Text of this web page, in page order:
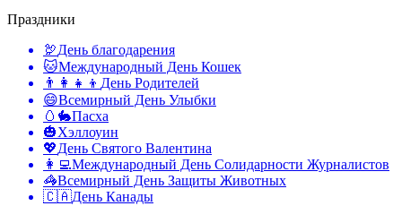
Праздники
🦃День благодарения
🐱Международный День Кошек
👨‍👩‍👧‍👦 День Родителей
😄Всемирный День Улыбки
🥚🐇Пасха
🎃Хэллоуин
💖День Святого Валентина
👩‍💻Международный День Солидарности Журналистов
🦓Всемирный День Защиты Животных
🇨🇦День Канады